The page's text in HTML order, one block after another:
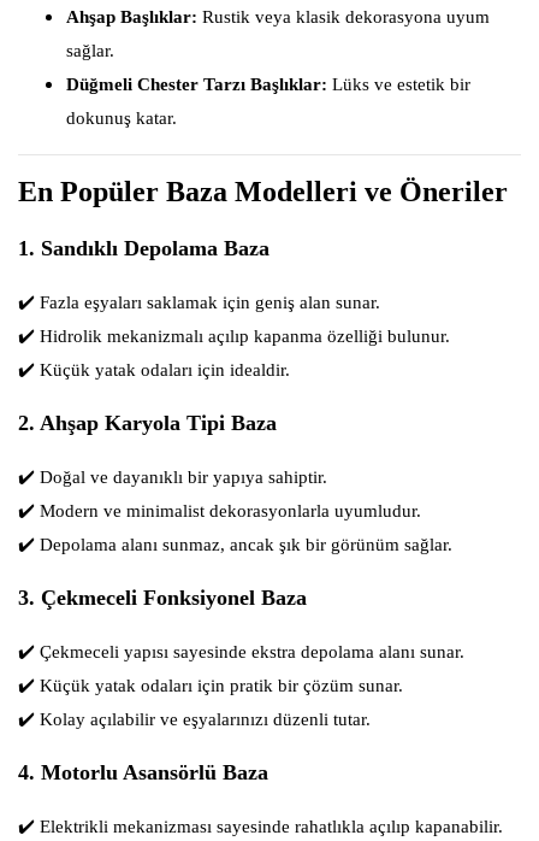
Ahşap Başlıklar: Rustik veya klasik dekorasyona uyum
sağlar.
Düğmeli Chester Tarzı Başlıklar: Lüks ve estetik bir
dokunuş katar.
En Popüler Baza Modelleri ve Öneriler
1. Sandıklı Depolama Baza
✔️ Fazla eşyaları saklamak için geniş alan sunar.
✔️ Hidrolik mekanizmalı açılıp kapanma özelliği bulunur.
✔️ Küçük yatak odaları için idealdir.
2. Ahşap Karyola Tipi Baza
✔️ Doğal ve dayanıklı bir yapıya sahiptir.
✔️ Modern ve minimalist dekorasyonlarla uyumludur.
✔️ Depolama alanı sunmaz, ancak şık bir görünüm sağlar.
3. Çekmeceli Fonksiyonel Baza
✔️ Çekmeceli yapısı sayesinde ekstra depolama alanı sunar.
✔️ Küçük yatak odaları için pratik bir çözüm sunar.
✔️ Kolay açılabilir ve eşyalarınızı düzenli tutar.
4. Motorlu Asansörlü Baza
✔️ Elektrikli mekanizması sayesinde rahatlıkla açılıp kapanabilir.